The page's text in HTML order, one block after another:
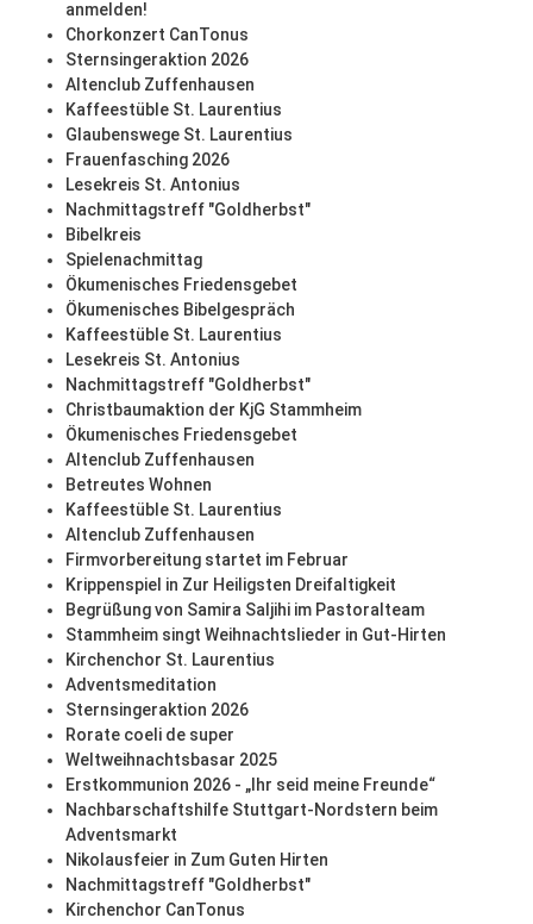
anmelden!
Chorkonzert CanTonus
Sternsingeraktion 2026
Altenclub Zuffenhausen
Kaffeestüble St. Laurentius
Glaubenswege St. Laurentius
Frauenfasching 2026
Lesekreis St. Antonius
Nachmittagstreff "Goldherbst"
Bibelkreis
Spielenachmittag
Ökumenisches Friedensgebet
Ökumenisches Bibelgespräch
Kaffeestüble St. Laurentius
Lesekreis St. Antonius
Nachmittagstreff "Goldherbst"
Christbaumaktion der KjG Stammheim
Ökumenisches Friedensgebet
Altenclub Zuffenhausen
Betreutes Wohnen
Kaffeestüble St. Laurentius
Altenclub Zuffenhausen
Firmvorbereitung startet im Februar
Krippenspiel in Zur Heiligsten Dreifaltigkeit
Begrüßung von Samira Saljihi im Pastoralteam
Stammheim singt Weihnachtslieder in Gut-Hirten
Kirchenchor St. Laurentius
Adventsmeditation
Sternsingeraktion 2026
Rorate coeli de super
Weltweihnachtsbasar 2025
Erstkommunion 2026 - „Ihr seid meine Freunde“
Nachbarschaftshilfe Stuttgart-Nordstern beim
Adventsmarkt
Nikolausfeier in Zum Guten Hirten
Nachmittagstreff "Goldherbst"
Kirchenchor CanTonus